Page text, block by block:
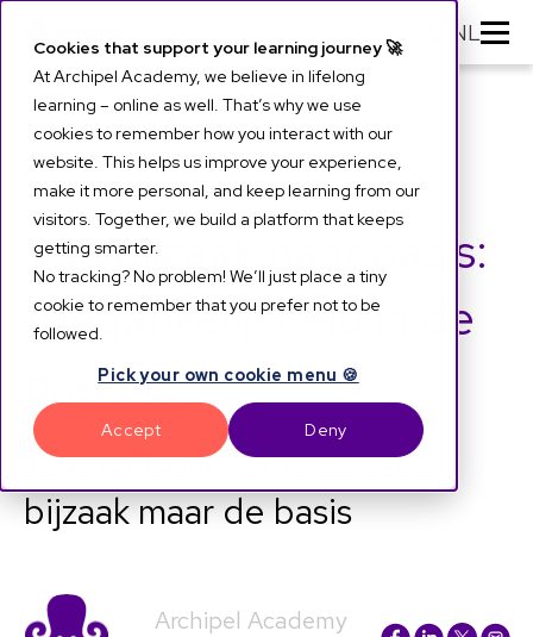
Cookies that support your learning journey 🚀
At Archipel Academy, we believe in lifelong
learning – online as well. That’s why we use
cookies to remember how you interact with our
website. This helps us improve your experience,
make it more personal, and keep learning from our
visitors. Together, we build a platform that keeps
getting smarter.
No tracking? No problem! We’ll just place a tiny
cookie to remember that you prefer not to be
followed.
Pick your own cookie menu 🍪
Accept Deny
NL
Fit for the Future
Van bijzaak naar basis:
toegankelijkheid in de
praktijk
Toegankelijkheid is geen
bijzaak maar de basis
Archipel Academy